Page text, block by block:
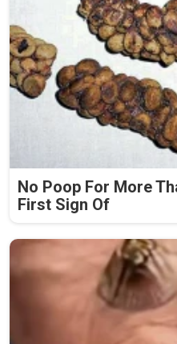
No Poop For More
First Sign Of